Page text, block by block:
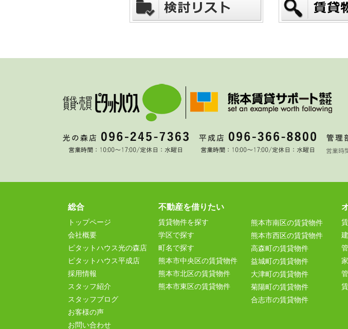
総合
トップページ
会社概要
ピタットハウス光の森店
ピタットハウス平成店
採用情報
スタッフ紹介
スタッフブログ
お客様の声
お問い合わせ
不動産を借りたい
賃貸物件を探す
学区で探す
町名で探す
熊本市中央区の賃貸物件
熊本市北区の賃貸物件
熊本市東区の賃貸物件
熊本市南区の賃貸物件
熊本市西区の賃貸物件
高森町の賃貸物件
益城町の賃貸物件
大津町の賃貸物件
菊陽町の賃貸物件
合志市の賃貸物件